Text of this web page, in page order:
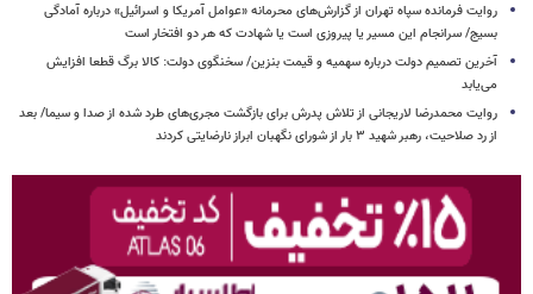
روایت فرمانده سپاه تهران از گزارش‌های محرمانه «عوامل آمریکا و اسرائیل» درباره آمادگی
بسیج/ سرانجام این مسیر یا پیروزی است یا شهادت که هر دو افتخار است
آخرین تصمیم دولت درباره سهمیه و قیمت بنزین/ سخنگوی دولت: کالا برگ قطعا افزایش
می‌یابد
روایت محمدرضا لاریجانی از تلاش پدرش برای بازگشت مجری‌های طرد شده از صدا و سیما/ بعد
از رد صلاحیت، رهبر شهید ۳ بار از شورای نگهبان ابراز نارضایتی کردند